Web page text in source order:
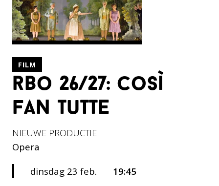
rbo 26/27: così
fan tutte
NIEUWE PRODUCTIE
Opera
FILM
dinsdag 23 feb. 19:45